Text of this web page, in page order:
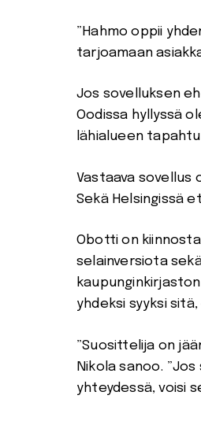
”Hahmo oppii
tarjoamaan
Jos sovelluksen
Oodissa hyllyssä
lähialueen
Vastaava sovellus
Sekä Helsingissä
Obotti on
selainversiota
yhdeksi syyksi
”Suosittelija on
Nikola sanoo.
yhteydessä, voisi